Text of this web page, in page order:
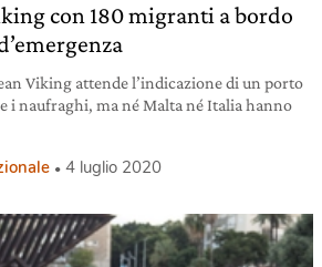
con 180 migranti a bordo
Viking attende l’indicazione di un porto
i naufraghi, ma né Malta né Italia hanno
4 luglio 2020